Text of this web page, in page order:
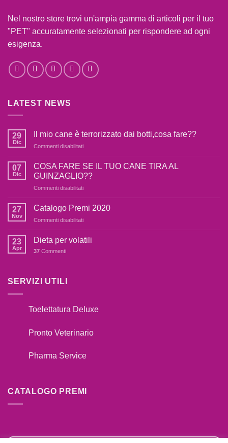
Nel nostro store trovi un'ampia gamma di articoli per il tuo
"PET" accuratamente selezionati per rispondere ad ogni
esigenza.
LATEST NEWS
29
Dic
Il mio cane è terrorizzato dai botti,cosa fare??
Commenti disabilitatisu
mio
cane
è
terrorizzato
botti,cosa
07
Dic
COSA FARE SE IL TUO CANE TIRA AL
GUINZAGLIO??
Commenti disabilitatisu
FARE
IL
CANE
27
Nov
Catalogo Premi 2020
Commenti disabilitatisu
Premi
23
Apr
Dieta per volatili
37 Commenti
SERVIZI UTILI
Toelettatura Deluxe
Pronto Veterinario
Pharma Service
CATALOGO PREMI